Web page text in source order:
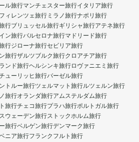
ル旅行マンチェスター旅行イタリア旅行
フィレンツェ旅行 ミラノ旅行ナポリ旅行
行ブリュッセル旅行ギリシャ旅行アテネ旅行
ン旅行バルセロナ旅行マドリード旅行
行ジローナ旅行セビリア旅行
旅行ザルツブルク旅行クロアチア旅行
ンド旅行ヘルシンキ旅行ロヴァニエミ旅行
ューリッヒ旅行バーゼル旅行
トルー旅行ツェルマット旅行ルツェルン旅行
旅行オランダ旅行アムステルダム旅行
旅行チェコ旅行プラハ旅行ポルトガル旅行
スウェーデン旅行ストックホルム旅行
旅行ベルゲン旅行デンマーク旅行
ニア旅行フランクフルト旅行